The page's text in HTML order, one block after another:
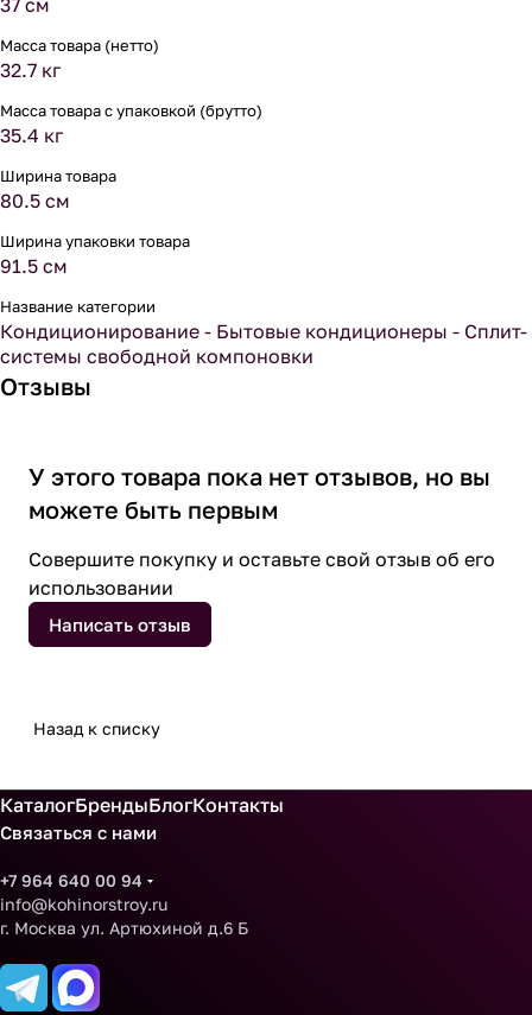
37 см
Масса товара (нетто)
32.7 кг
Масса товара с упаковкой (брутто)
35.4 кг
Ширина товара
80.5 см
Ширина упаковки товара
91.5 см
Название категории
Кондиционирование - Бытовые кондиционеры - Сплит-
системы свободной компоновки
Отзывы
У этого товара пока нет отзывов, но вы
можете быть первым
Совершите покупку и оставьте свой отзыв об его
использовании
Написать отзыв
Назад к списку
КаталогБрендыБлогКонтакты
Связаться с нами
+7 964 640 00 94
info@kohinorstroy.ru
г. Москва ул. Артюхиной д.6 Б